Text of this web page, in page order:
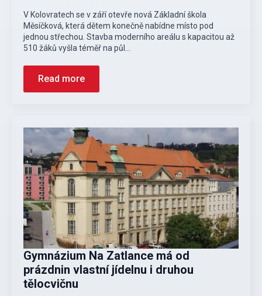
V Kolovratech se v září otevře nová Základní škola
Měsíčková, která dětem konečně nabídne místo pod
jednou střechou. Stavba moderního areálu s kapacitou až
510 žáků vyšla téměř na půl…
Read more
Gymnázium Na Zatlance má od
prázdnin vlastní jídelnu i druhou
tělocvičnu